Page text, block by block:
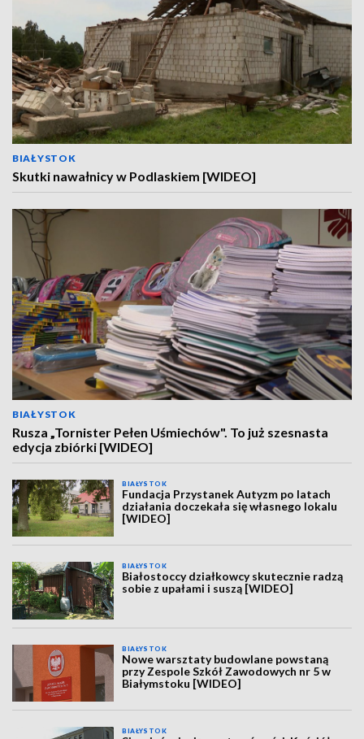
BIAŁYSTOK
Skutki nawałnicy w Podlaskiem [WIDEO]
BIAŁYSTOK
Rusza „Tornister Pełen Uśmiechów". To już szesnasta
edycja zbiórki [WIDEO]
BIAŁYSTOK
Fundacja Przystanek Autyzm po latach
działania doczekała się własnego lokalu
[WIDEO]
BIAŁYSTOK
Białostoccy działkowcy skutecznie radzą
sobie z upałami i suszą [WIDEO]
BIAŁYSTOK
Nowe warsztaty budowlane powstaną
przy Zespole Szkół Zawodowych nr 5 w
Białymstoku [WIDEO]
BIAŁYSTOK